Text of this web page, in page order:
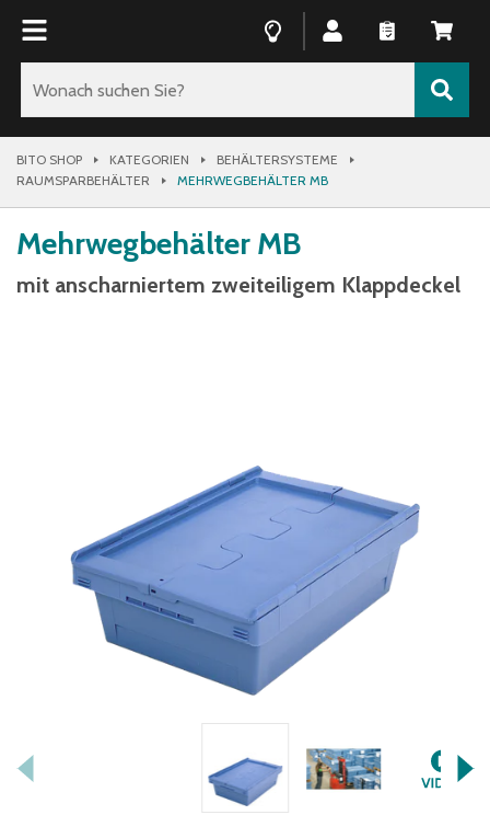
BITO SHOP KATEGORIEN
BEHÄLTERSYSTEME
RAUMSPARBEHÄLTER
MEHRWEGBEHÄLTER MB
Mehrwegbehälter MB
mit anscharniertem zweiteiligem Klappdeckel